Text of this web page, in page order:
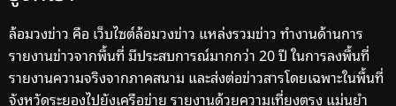
ล้อมวงข่าว คือ เว็บไซต์ล้อมวงข่าว แหล่งรวมข่าว ทำงานด้านการ
รายงานข่าวจากพื้นที่ มีประสบการณ์มากกว่า 20 ปี ในการลงพื้นที่
รายงานความจริงจากภาคสนาม และส่งต่อข่าวสารโดยเฉพาะในพื้นที่
จังหวัดระยองไปยังเครือข่าย รายงานด้วยความเที่ยงตรง แม่นยำ